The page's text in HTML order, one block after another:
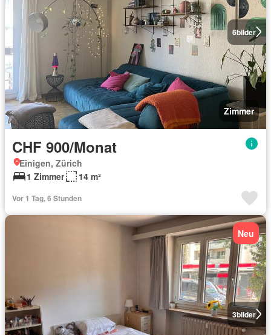
6bilder
Zimmer
CHF 900/Monat
Einigen, Zürich
1 Zimmer
14 m²
Vor 1 Tag, 6 Stunden
3bilder
Neu